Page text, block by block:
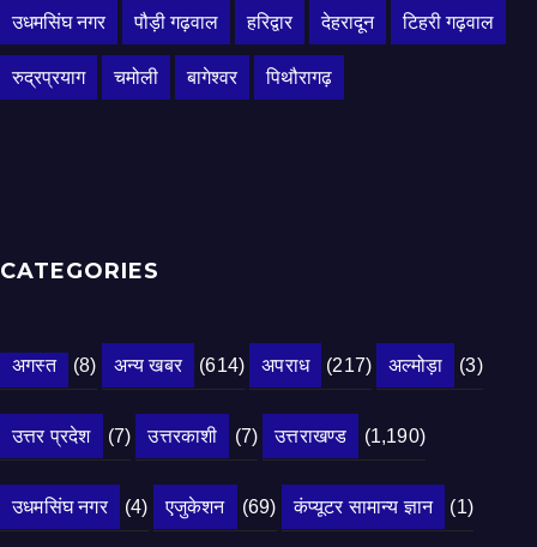
उधमसिंघ नगर पौड़ी गढ़वाल हरिद्वार देहरादून टिहरी गढ़वाल
रुद्रप्रयाग चमोली बागेश्वर पिथौरागढ़
CATEGORIES
अगस्त (8) अन्य खबर (614) अपराध (217) अल्मोड़ा (3)
उत्तर प्रदेश (7) उत्तरकाशी (7) उत्तराखण्ड (1,190)
उधमसिंघ नगर (4) एजुकेशन (69) कंप्यूटर सामान्य ज्ञान (1)